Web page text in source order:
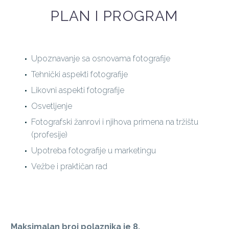
PLAN I PROGRAM
Upoznavanje sa osnovama fotografije
Tehnički aspekti fotografije
Likovni aspekti fotografije
Osvetljenje
Fotografski žanrovi i njihova primena na tržištu
(profesije)
Upotreba fotografije u marketingu
Vežbe i praktičan rad
Maksimalan broj polaznika je 8.